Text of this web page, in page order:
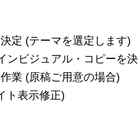
定 (テーマを選定します)
ンビジュアル・コピーを
業 (原稿ご用意の場合)
ト表示修正)